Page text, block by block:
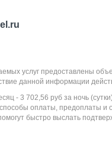
услуг предоставлены
данной информации
- 3 702,56 руб за ночь
оплаты, предоплаты и
быстро выслать